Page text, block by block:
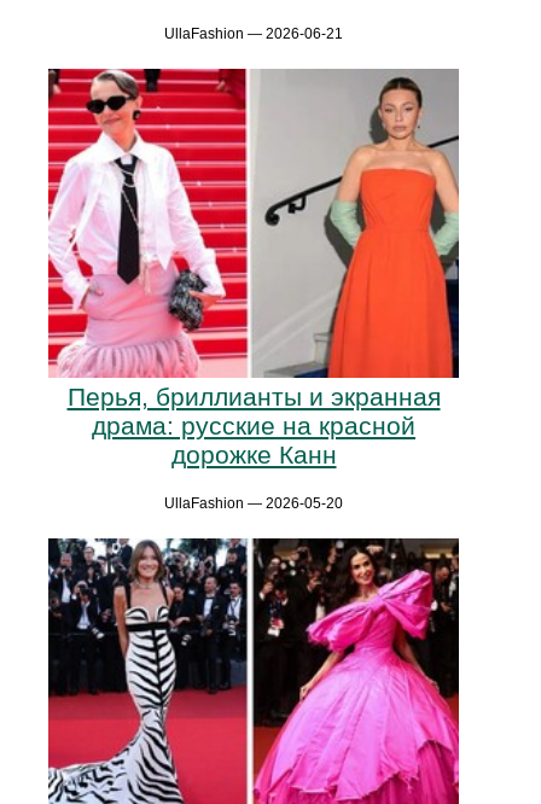
UllaFashion — 2026-06-21
Перья, бриллианты и экранная
драма: русские на красной
дорожке Канн
UllaFashion — 2026-05-20